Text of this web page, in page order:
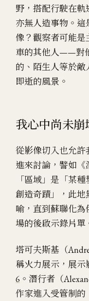
野，搭配行駛在軌
亦無人造事物。
像？觀察者可能是
車的其他人——對
的、陌生人等於
即逝的風景。
我心中尚未
從影像切入也允許
進來討論，譬如
「區域」是「某
創造奇蹟」，此
喻，直到蘇聯化
場的後啟示錄片單
塔可夫斯基（
稱火力展示，展
6 。潛行者（
作家進入受管制的